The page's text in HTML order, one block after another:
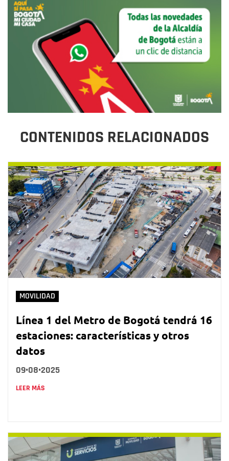
CONTENIDOS RELACIONADOS
MOVILIDAD
Línea 1 del Metro de Bogotá tendrá 16
estaciones: características y otros
datos
09•08•2025
LEER MÁS